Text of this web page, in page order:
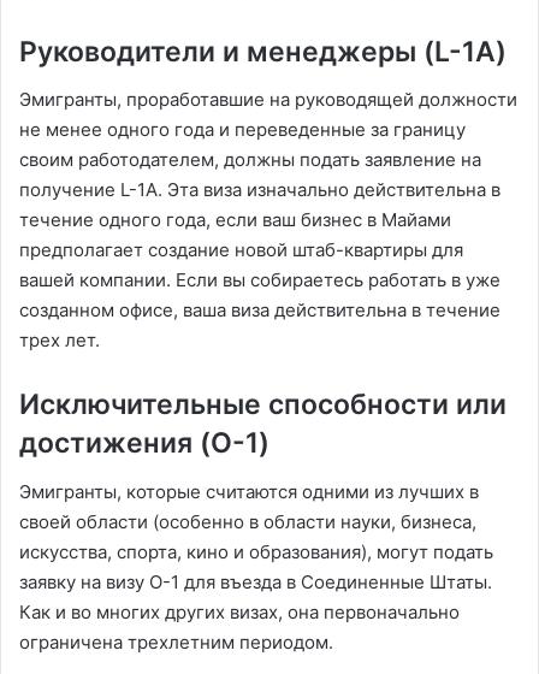
Руководители и менеджеры (L-1A)
Эмигранты, проработавшие на руководящей должности
не менее одного года и переведенные за границу
своим работодателем, должны подать заявление на
получение L-1A. Эта виза изначально действительна в
течение одного года, если ваш бизнес в Майами
предполагает создание новой штаб-квартиры для
вашей компании. Если вы собираетесь работать в уже
созданном офисе, ваша виза действительна в течение
трех лет.
Исключительные способности или
достижения (O-1)
Эмигранты, которые считаются одними из лучших в
своей области (особенно в области науки, бизнеса,
искусства, спорта, кино и образования), могут подать
заявку на визу O-1 для въезда в Соединенные Штаты.
Как и во многих других визах, она первоначально
ограничена трехлетним периодом.